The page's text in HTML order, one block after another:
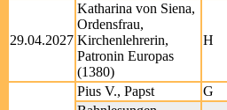
29.04.2027
Katharina von Siena,
Ordensfrau,
Kirchenlehrerin,
Patronin Europas
(1380)
H
Pius V., Papst G